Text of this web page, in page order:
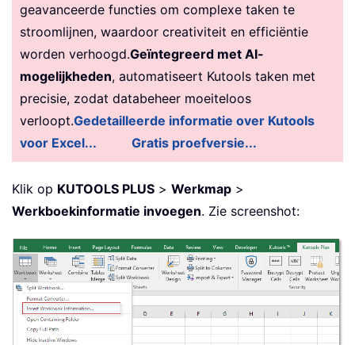
geavanceerde functies om complexe taken te
stroomlijnen, waardoor creativiteit en efficiëntie
worden verhoogd.Geïntegreerd met AI-
mogelijkheden, automatiseert Kutools taken met
precisie, zodat databeheer moeiteloos
verloopt.Gedetailleerde informatie over Kutools
voor Excel...
Gratis proefversie...
Klik op KUTOOLS PLUS > Werkmap >
Werkboekinformatie invoegen. Zie screenshot: